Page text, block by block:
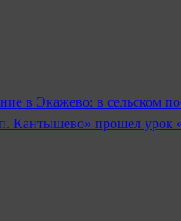
в Экажево: в сельском
прошел урок